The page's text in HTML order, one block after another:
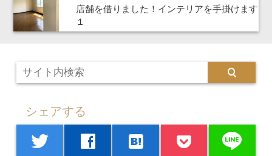
店舗を借りました！インテリアを手掛けます
１
シェアする
twitter facebook hatenabookmark line